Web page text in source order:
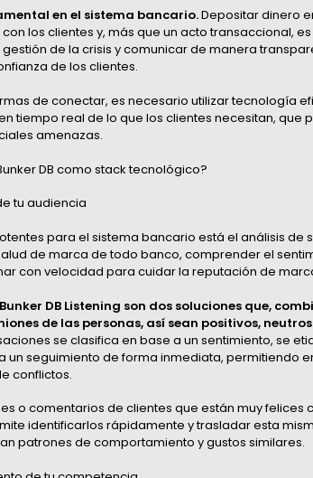
en el sistema bancario.Depositar dinero
los clientes y, más que un acto transaccional,
de la crisis y comunicar de manera
de los clientes.
de conectar, es necesario utilizar tecnología
tiempo real de lo que los clientes necesitan, que
amenazas.
DB como stack tecnológico?
tu audiencia
para el sistema bancario está el análisis de
de marca de todo banco, comprender el
con velocidad para cuidar la reputación de
DB Listening son dos soluciones que,
de las personas, así sean positivos,
se clasifica en base a un sentimiento, se
un seguimiento de forma inmediata, permitiendo
conflictos.
o comentarios de clientes que están muy felices
identificarlos rápidamente y trasladar esta
patrones de comportamiento y gustos similares.